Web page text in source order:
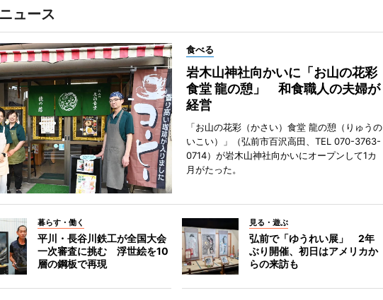
ュース
食べる
岩木山神社向かいに「お山の花彩
食堂 龍の憩」 和食職人の夫婦が
経営
「お山の花彩（かさい）食堂 龍の憩（りゅうの
いこい）」（弘前市百沢高田、TEL 070-3763-
0714）が岩木山神社向かいにオープンして1カ
月がたった。
暮らす・働く
平川・長谷川鉄工が全国大会
一次審査に挑む 浮世絵を10
層の鋼板で再現
見る・遊ぶ
弘前で「ゆうれい展」 2年
ぶり開催、初日はアメリカか
らの来訪も